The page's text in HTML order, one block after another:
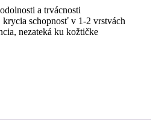
a trvácnosti
krycia schopnosť v 1-2 vrstvách
nezateká ku kožtičke